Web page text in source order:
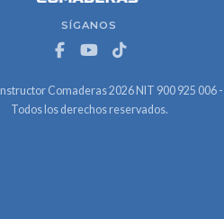
SÍGANOS
Comaderas 2026 NIT 900 925 006 -
Todos los derechos reservados.